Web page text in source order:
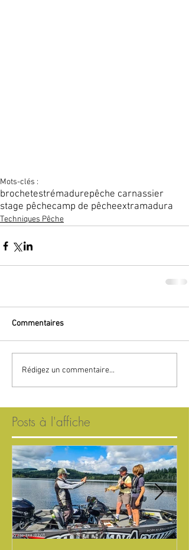
Mots-clés :
brochetestrémadurepêche carnassier
stage pêchecamp de pêcheextramadura
Techniques Pêche
Commentaires
Rédigez un commentaire...
Posts à l'affiche